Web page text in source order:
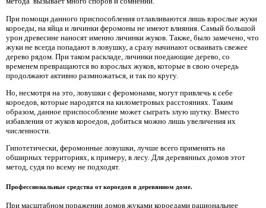
При помощи данного приспособления отлавливаются лишь взрослые жуки
короеды, на яйца и личинки феромоны не имеют влияния. Самый большой
урон древесине наносят именно личинки жуков. Также, было замечено, что
жуки не всегда попадают в ловушку, а сразу начинают осваивать свежее
дерево рядом. При таком раскладе, личинки поедающие дерево, со
временем превращаются во взрослых жуков, которые в свою очередь
продолжают активно размножаться, и так по кругу.
Но, несмотря на это, ловушки с феромонами, могут привлечь к себе
короедов, которые народятся на километровых расстояниях. Таким
образом, данное приспособление может сыграть злую шутку. Вместо
избавления от жуков короедов, добиться можно лишь увеличения их
численности.
Гипотетически, феромонные ловушки, лучше всего применять на
обширных территориях, к примеру, в лесу. Для деревянных домов этот
метод, судя по всему не подходят.
Профессиональные средства от короедов в деревянном доме.
При масштабном поражении домов жуками короедами рациональнее